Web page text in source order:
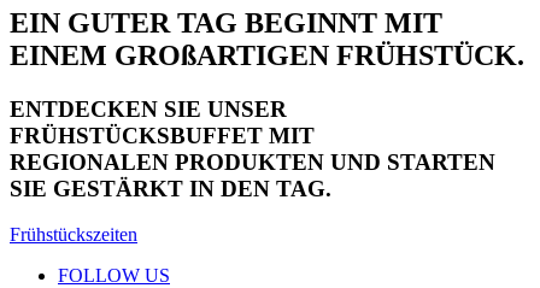
EIN GUTER TAG BEGINNT MIT
EINEM GROßARTIGEN FRÜHSTÜCK.
ENTDECKEN SIE UNSER
FRÜHSTÜCKSBUFFET MIT
REGIONALEN PRODUKTEN UND STARTEN
SIE GESTÄRKT IN DEN TAG.
Frühstückszeiten
FOLLOW US